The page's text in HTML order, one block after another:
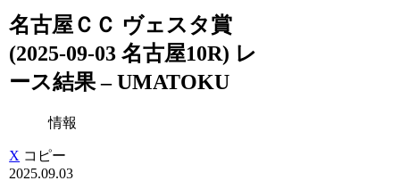
名古屋ＣＣ ヴェスタ賞
(2025-09-03 名古屋10R) レ
ース結果 – UMATOKU
情報
X コピー
2025.09.03